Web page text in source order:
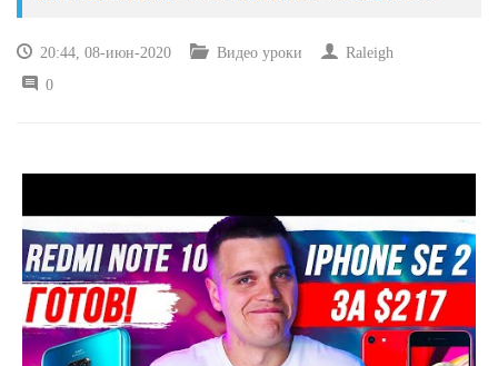
20:44, 08-июн-2020 Видео уроки
Raleigh
0